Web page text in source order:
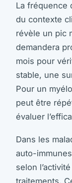
La fréquence
du contexte
révèle un pic
demandera
mois pour
stable, une
Pour un
peut être
évaluer
Dans les
auto-
selon